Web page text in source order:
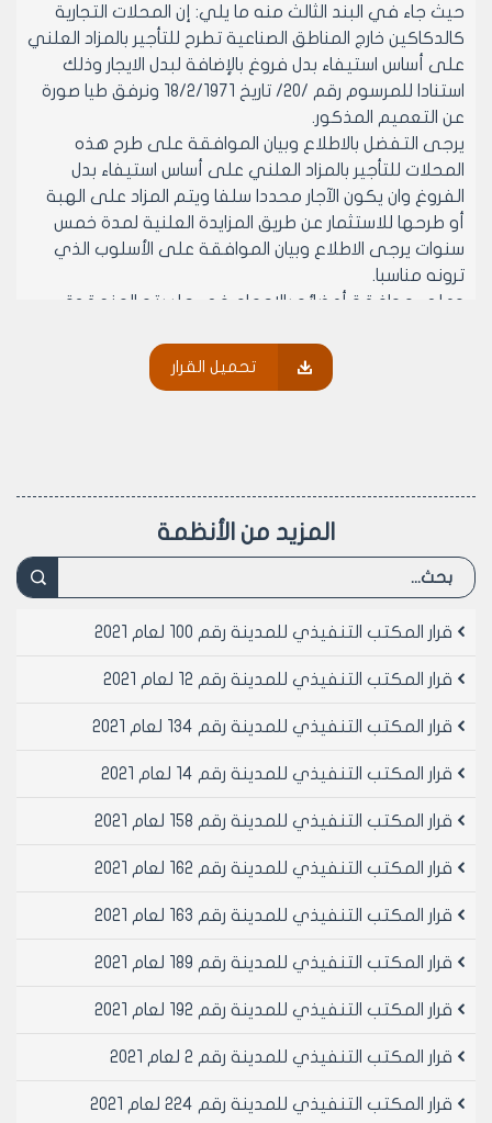
حيث جاء في البند الثالث منه ما يلي: إن المحلات التجارية
كالدكاكين خارج المناطق الصناعية تطرح للتأجير بالمزاد العلني
على أساس استيفاء بدل فروغ بالإضافة لبدل الايجار وذلك
استنادا للمرسوم رقم /20/ تاريخ 18/2/1971 ونرفق طيا صورة
عن التعميم المذكور.
يرجى التفضل بالاطلاع وبيان الموافقة على طرح هذه
المحلات للتأجير بالمزاد العلني على أساس استيفاء بدل
الفروغ وان يكون الآجار محددا سلفا ويتم المزاد على الهبة
أو طرحها للاستثمار عن طريق المزايدة العلنية لمدة خمس
سنوات يرجى الاطلاع وبيان الموافقة على الأسلوب الذي
ترونه مناسبا.
وعلى موافقة أعضائه بالإجماع في جلسته المنعقدة
1-الموافقة على طرح المحلات الموجودة في سوق
رئيس المكتب التنفيذي لمجلس مدينة
المهندس محمد اصطيف
تحميل القرار
المزيد من الأنظمة
قرار المكتب التنفيذي للمدينة رقم 100 لعام 2021
قرار المكتب التنفيذي للمدينة رقم 12 لعام 2021
قرار المكتب التنفيذي للمدينة رقم 134 لعام 2021
قرار المكتب التنفيذي للمدينة رقم 14 لعام 2021
قرار المكتب التنفيذي للمدينة رقم 158 لعام 2021
قرار المكتب التنفيذي للمدينة رقم 162 لعام 2021
قرار المكتب التنفيذي للمدينة رقم 163 لعام 2021
قرار المكتب التنفيذي للمدينة رقم 189 لعام 2021
قرار المكتب التنفيذي للمدينة رقم 192 لعام 2021
قرار المكتب التنفيذي للمدينة رقم 2 لعام 2021
قرار المكتب التنفيذي للمدينة رقم 224 لعام 2021